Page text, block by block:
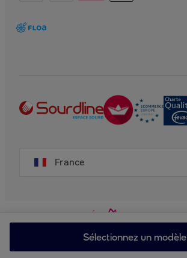
Sélectionnez un modèle
France